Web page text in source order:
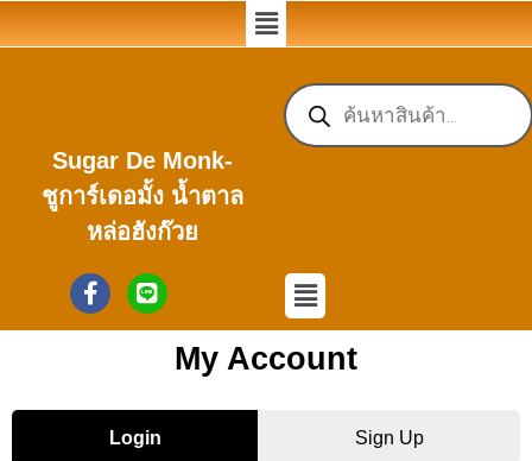
Sugar De Monk-
ชูการ์เดอมั้ง น้ำตาล
หล่อฮังก๊วย
My Account
Login Sign Up